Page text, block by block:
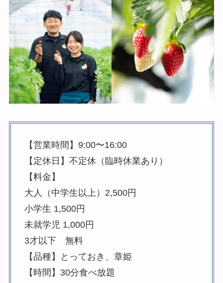
【営業時間】9:00〜16:00
【定休日】不定休（臨時休業あり）
【料金】
大人（中学生以上）2,500円
小学生 1,500円
未就学児 1,000円
3才以下 無料
【品種】とっておき、章姫
【時間】30分食べ放題